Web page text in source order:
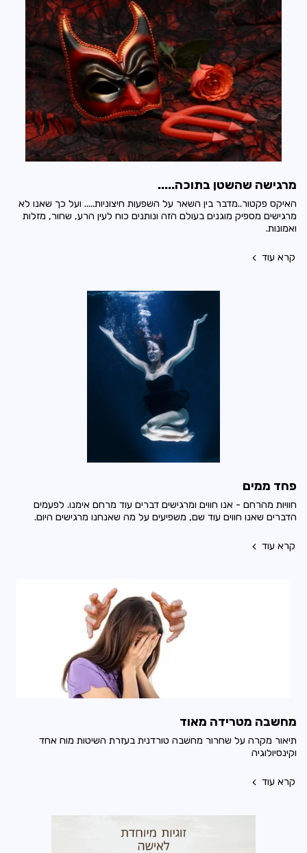
מרגישה שהשטן בתוכה.....
האיקס פקטור..מדבר בין השאר על השפעות חיצוניות..... ועל כך שאנו לא
מרגישים מספיק מוגנים בעולם הזה ונותנים כוח לעין הרע, שחור, מזלות
ואמונות.
קרא עוד
פחד ממים
חוויות מהרחם - אנו חווים ומרגישים דברים עוד מרחם אימנו. לפעמים
הדברים שאנו חווים עוד שם, משפיעים על מה שאנחנו מרגישים היום.
קרא עוד
מחשבה מטרידה מאוד
תיאור מקרה על שחרור מחשבה טורדנית בעזרת השיטות מוח אחד
וקינסיולוגיה
קרא עוד